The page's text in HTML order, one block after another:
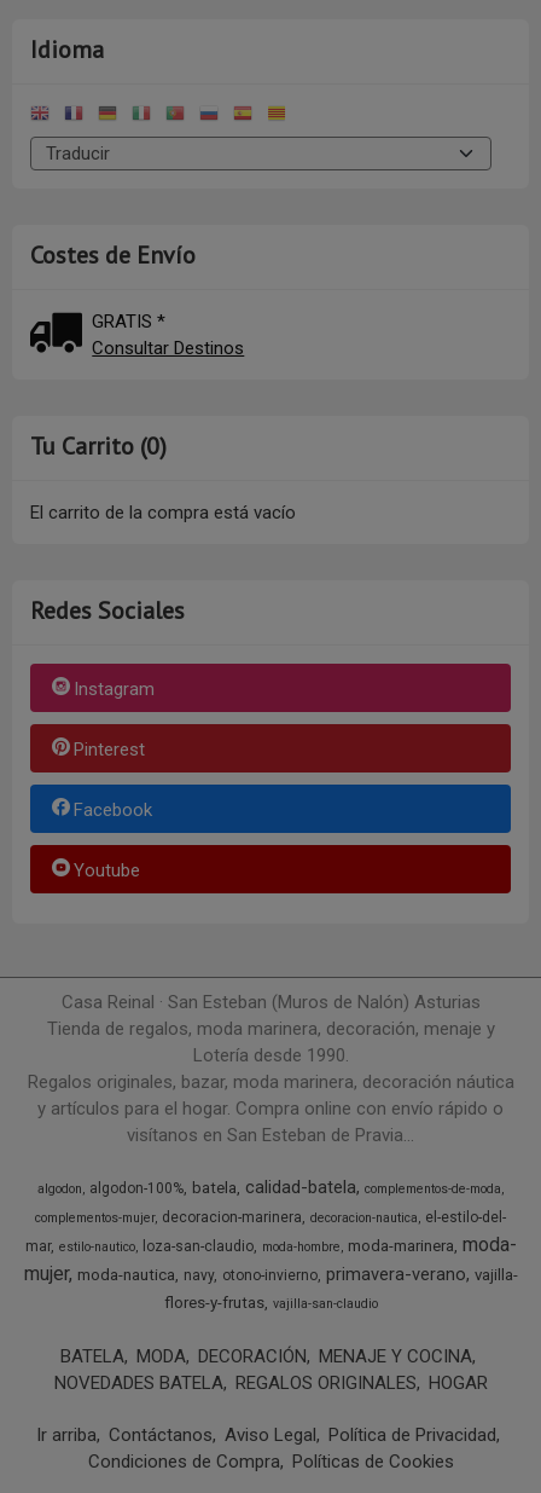
Idioma
Costes de Envío
GRATIS *
Consultar Destinos
Tu Carrito (0)
El carrito de la compra está vacío
Redes Sociales
Instagram
Pinterest
Facebook
Youtube
Casa Reinal · San Esteban (Muros de Nalón) Asturias
Tienda de regalos, moda marinera, decoración, menaje y
Lotería desde 1990.
Regalos originales, bazar, moda marinera, decoración náutica
y artículos para el hogar. Compra online con envío rápido o
visítanos en San Esteban de Pravia...
algodon algodon-100% batela calidad-batela
complementos-de-moda
complementos-mujer decoracion-marinera decoracion-nautica
el-estilo-del-
mar estilo-nautico loza-san-claudio moda-hombre moda-marinera moda-
mujer moda-nautica navy otono-invierno primavera-verano vajilla-
flores-y-frutas vajilla-san-claudio
BATELA MODA DECORACIÓN
MENAJE Y COCINA
NOVEDADES BATELA REGALOS ORIGINALES HOGAR
Ir arriba Contáctanos Aviso Legal
Política de Privacidad
Condiciones de Compra
Políticas de Cookies